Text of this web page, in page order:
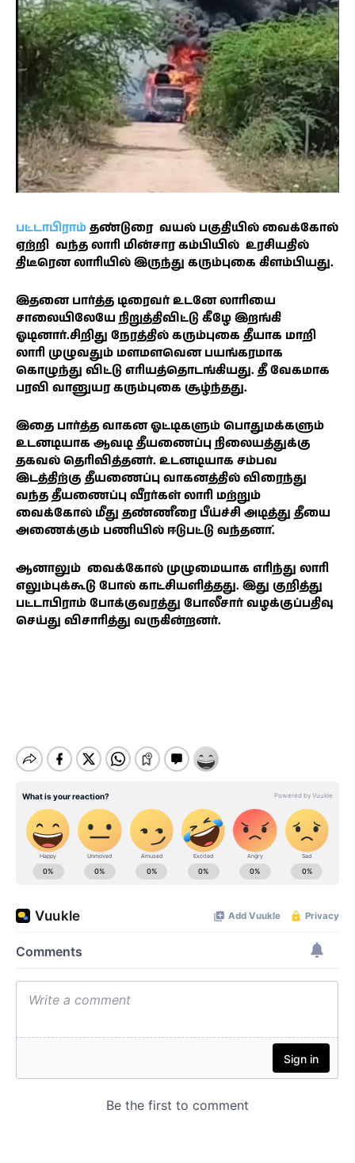
பட்டாபிராம்தண்டுரை வயல் பகுதியில் வைக்கோல்
ஏற்றி வந்த லாரி மின்சார கம்பியில் உரசியதில்
திடீரென லாரியில் இருந்து கரும்புகை கிளம்பியது.
இதனை பார்த்த டிரைவர் உடனே லாரியை
சாலையிலேயே நிறுத்திவிட்டு கீழே இறங்கி
ஓடினார்.சிறிது நேரத்தில் கரும்புகை தீயாக மாறி
லாரி முழுவதும் மளமளவென பயங்கரமாக
கொழுந்து விட்டு எரியத்தொடங்கியது. தீ வேகமாக
பரவி வானுயர கரும்புகை சூழ்ந்தது.
இதை பார்த்த வாகன ஓட்டிகளும் பொதுமக்களும்
உடனடியாக ஆவடி தீயணைப்பு நிலையத்துக்கு
தகவல் தெரிவித்தனர். உடனடியாக சம்பவ
இடத்திற்கு தீயணைப்பு வாகனத்தில் விரைந்து
வந்த தீயணைப்பு வீரர்கள் லாரி மற்றும்
வைக்கோல் மீது தண்ணீரை பீய்ச்சி அடித்து தீயை
அணைக்கும் பணியில் ஈடுபட்டு வந்தனா்.
ஆனாலும் வைக்கோல் முழுமையாக எரிந்து லாரி
எலும்புக்கூடு போல் காட்சியளித்தது. இது குறித்து
பட்டாபிராம் போக்குவரத்து போலீசார் வழக்குப்பதிவு
செய்து விசாரித்து வருகின்றனர்.